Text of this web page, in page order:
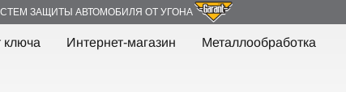
ЗАЩИТЫ АВТОМОБИЛЯ ОТ УГОНА
ключа Интернет-магазин
Металлообработка